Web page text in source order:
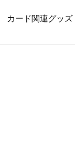
カード関連グッズ